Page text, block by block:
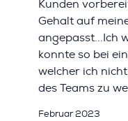
Kunden
Gehalt auf
angepasst...Ich
konnte so bei
welcher ich
des Teams zu
Februar 2023